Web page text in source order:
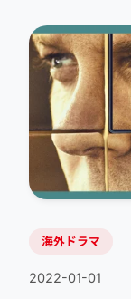
海外ドラマ
2022-01-01